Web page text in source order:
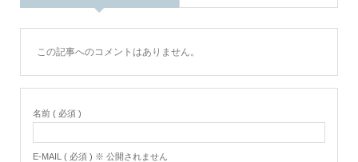
この記事へのコメントはありません。
名前 ( 必須 )
E-MAIL ( 必須 ) ※ 公開されません